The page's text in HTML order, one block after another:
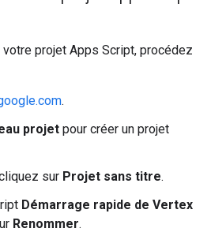
projet Apps Script, procédez
.
projet pour créer un projet
sur Projet sans titre.
Démarrage rapide de Vertex
Renommer.